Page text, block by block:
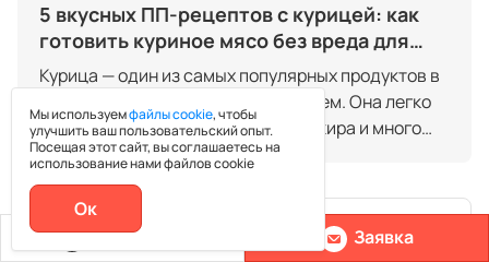
Позвонить Заявка
5 вкусных ПП-рецептов с курицей: как
готовить куриное мясо без вреда для
фигуры
Курица — один из самых популярных продуктов в
рационе тех, кто следит за питанием. Она легко
усваивается, содержит минимум жира и много
белка, а значит, подходит для
сбалансированного меню. Но даже из простого
куриного филе можно приготовить десятки
вкусных блюд, если правильно подобрать способ
Мы используемфайлы cookie, чтобы
улучшить ваш пользовательский опыт.
Посещая этот сайт, вы соглашаетесь на
использование нами файлов cookie
Ок